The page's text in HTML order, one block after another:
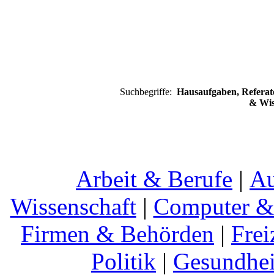
Suchbegriffe: Hausaufgaben,
&
Arbeit & Berufe |
Wissenschaft| Computer
Firmen & Behörden |
Politik |